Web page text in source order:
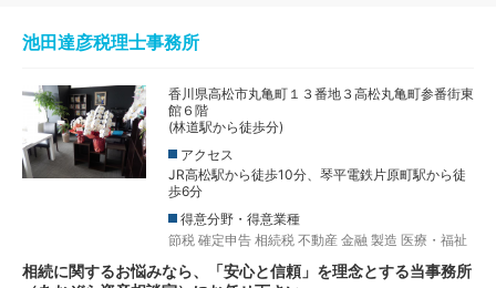
池田達彦税理士事務所
香川県高松市丸亀町１３番地３高松丸亀町参番街東
館６階
(林道駅から徒歩分)
アクセス
JR高松駅から徒歩10分、琴平電鉄片原町駅から徒
歩6分
得意分野・得意業種
節税 確定申告 相続税 不動産 金融 製造 医療・福祉
相続に関するお悩みなら、「安心と信頼」を理念とする当事務所